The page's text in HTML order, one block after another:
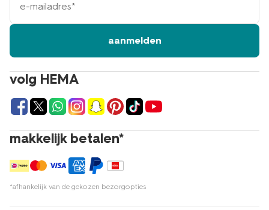
volg HEMA
makkelijk betalen*
*afhankelijk van de gekozen bezorgopties
mailadres
aanmelden